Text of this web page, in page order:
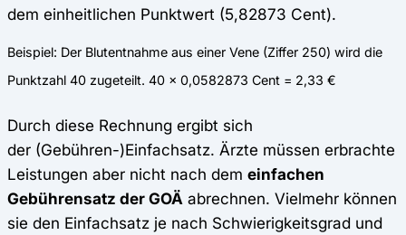
dem einheitlichen Punktwert (5,82873 Cent).
Beispiel: Der Blutentnahme aus einer Vene (Ziffer 250) wird die
Punktzahl 40 zugeteilt. 40 x 0,0582873 Cent = 2,33 €
Durch diese Rechnung ergibt sich
der (Gebühren-)Einfachsatz. Ärzte müssen erbrachte
Leistungen aber nicht nach dem einfachen
Gebührensatz der GOÄ abrechnen. Vielmehr können
sie den Einfachsatz je nach Schwierigkeitsgrad und